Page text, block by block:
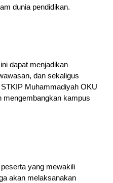
dunia pendidikan.
dapat menjadikan
dan sekaligus
Muhammadiyah OKU
mengembangkan kampus
yang mewakili
akan melaksanakan